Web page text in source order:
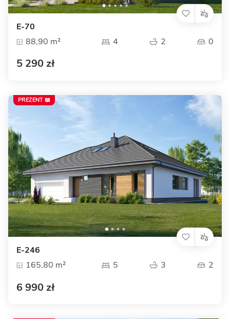
E-70
88,90 m²
4 2 0
5 290 zł
E-246
165,80 m²
5 3 2
6 990 zł
PREZENT 📖